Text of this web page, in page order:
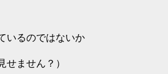
いるのではないか
ません？）